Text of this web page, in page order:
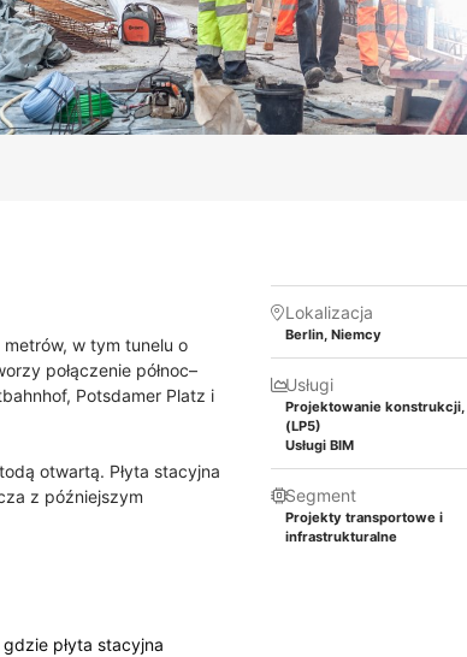
metrów, w tym tunelu o
połączenie północ–
Potsdamer Platz i
otwartą. Płyta stacyjna
z późniejszym
płyta stacyjna
Lokalizacja
Berlin, Niemcy
Usługi
Projektowanie konstrukcji,
(LP5)
Usługi BIM
Segment
Projekty transportowe i
infrastrukturalne